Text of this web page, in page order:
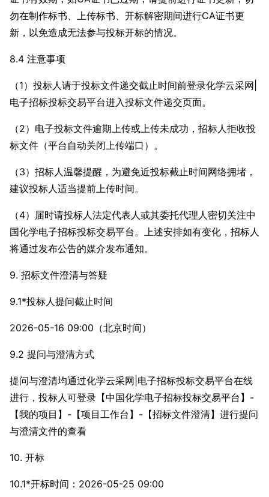
勿在制作标书、上传标书、开标解密期间进行CA证书更
新，以免造成无法参与投标开标的情况。
8.4 注意事项
（1）投标人请于投标文件递交截止时间前登录化学云采网|
电子招标投标交易平台进入投标文件递交页面。
（2）电子投标文件逾期上传或上传未成功，招标人拒收投
标文件（平台自动关闭上传端口）。
（3）招标人温馨提醒，为避免近投标截止时间网络拥堵，
建议投标人适当提前上传时间。
（4）届时请投标人法定代表人或其委托代理人密切关注中
国化学电子招标投标交易平台。上述安排如有变化，招标人
将通过发布公告的媒介发布通知。
9. 招标文件澄清与答疑
9.1*投标人提问截止时间
2026-05-16 09:00（北京时间）
9.2 提问与澄清方式
提问与澄清均通过化学云采网|电子招标投标交易平台在线
进行，投标人可登录【中国化学电子招标投标交易平台】-
【我的项目】-【项目工作台】-【招标文件澄清】进行提问
与澄清文件的查看
10. 开标
10.1*开标时间：2026-05-25 09:00